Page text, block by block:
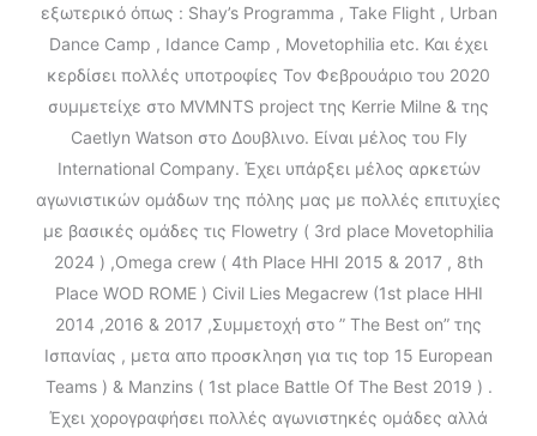
εξωτερικό όπως : Shay’s Programma , Take Flight , Urban
Dance Camp , Idance Camp , Movetophilia etc. Και έχει
κερδίσει πολλές υποτροφίες Τον Φεβρουάριο του 2020
συμμετείχε στο MVMNTS project της Kerrie Milne & της
Caetlyn Watson στο Δουβλινο. Είναι μέλος του Fly
International Company. Έχει υπάρξει μέλος αρκετών
αγωνιστικών ομάδων της πόλης μας με πολλές επιτυχίες
με βασικές ομάδες τις Flowetry ( 3rd place Movetophilia
2024 ) ,Omega crew ( 4th Place HHI 2015 & 2017 , 8th
Place WOD ROME ) Civil Lies Megacrew (1st place HHI
2014 ,2016 & 2017 ,Συμμετοχή στο ” Τhe Best on” της
Ισπανίας , μετα απο προσκληση για τις top 15 European
Teams ) & Manzins ( 1st place Battle Of The Best 2019 ) .
Έχει χορογραφήσει πολλές αγωνιστηκές ομάδες αλλά